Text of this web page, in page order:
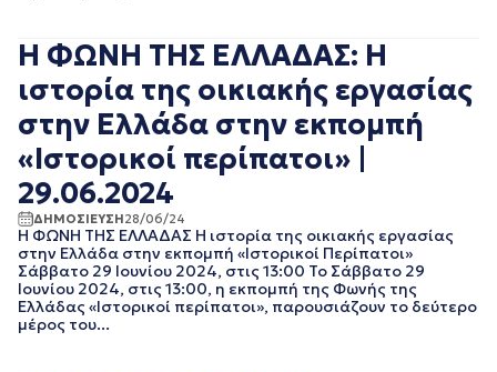
Η ΦΩΝΗ ΤΗΣ ΕΛΛΑΔΑΣ: Η
ιστορία της οικιακής εργασίας
στην Ελλάδα στην εκπομπή
«Ιστορικοί περίπατοι» |
29.06.2024
ΔΗΜΟΣΙΕΥΣΗ28/06/24
Η ΦΩΝΗ ΤΗΣ ΕΛΛΑΔΑΣ Η ιστορία της οικιακής εργασίας
στην Ελλάδα στην εκπομπή «Ιστορικοί Περίπατοι»
Σάββατο 29 Ιουνίου 2024, στις 13:00 Το Σάββατο 29
Ιουνίου 2024, στις 13:00, η εκπομπή της Φωνής της
Ελλάδας «Ιστορικοί περίπατοι», παρουσιάζουν το δεύτερο
μέρος του...